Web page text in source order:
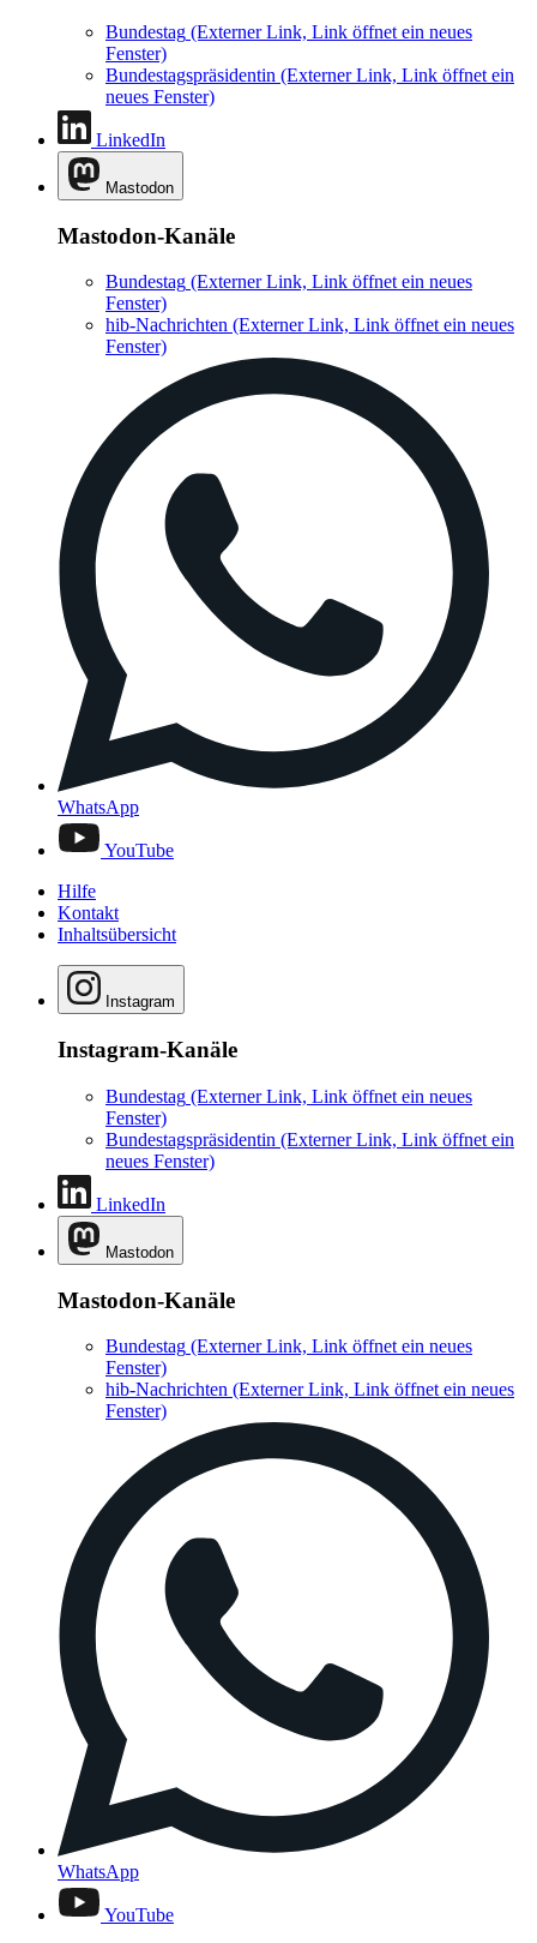
Bundestag (Externer Link, Link öffnet ein neues
Fenster)
Bundestagspräsidentin (Externer Link, Link öffnet ein
neues Fenster)
LinkedIn
Mastodon
Mastodon-Kanäle
Bundestag (Externer Link, Link öffnet ein neues
Fenster)
hib-Nachrichten (Externer Link, Link öffnet ein neues
Fenster)
WhatsApp
YouTube
Hilfe
Kontakt
Inhaltsübersicht
Instagram
Instagram-Kanäle
Bundestag (Externer Link, Link öffnet ein neues
Fenster)
Bundestagspräsidentin (Externer Link, Link öffnet ein
neues Fenster)
LinkedIn
Mastodon
Mastodon-Kanäle
Bundestag (Externer Link, Link öffnet ein neues
Fenster)
hib-Nachrichten (Externer Link, Link öffnet ein neues
Fenster)
WhatsApp
YouTube